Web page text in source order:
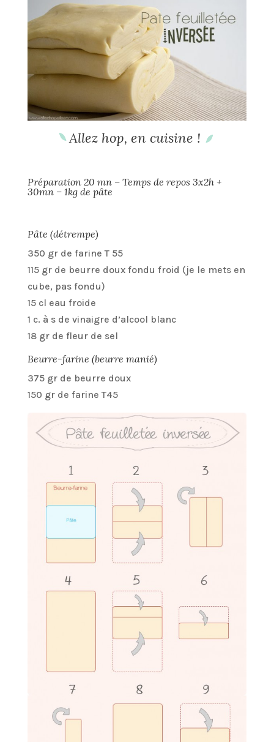
Allez hop, en cuisine !
Préparation 20 mn – Temps de repos 3x2h +
30mn – 1kg de pâte
Pâte (détrempe)
350 gr de farine T 55
115 gr de beurre doux fondu froid (je le mets en
cube, pas fondu)
15 cl eau froide
1 c. à s de vinaigre d’alcool blanc
18 gr de fleur de sel
Beurre-farine (beurre manié)
375 gr de beurre doux
150 gr de farine T45